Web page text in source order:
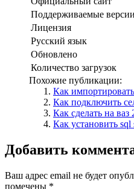
Поддерживаемые версии
Лицензия
Русский язык
Обновлено
Количество загрузок
Похожие публикации:
Как
Как подключить
Как сделать на
Как установить sql
Добавить
Ваш адрес email не будет
помечены *